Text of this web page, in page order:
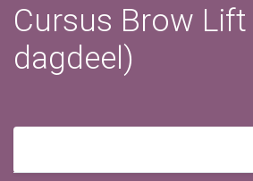
Cursus Brow Lift
dagdeel)